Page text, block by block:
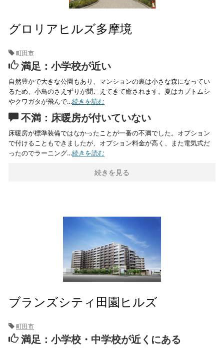
グロリアヒルズ多摩境
町田市
満足：小学校が近い
自然豊かで大きな公園もあり、マンションの裏は小さな森になってい
るため、小鳥のさえずりが聞こえてきて癒されます。夏はカブトムシ
やクワガタが飛んで…続きを読む
不満：床暖房が付いていない
床暖房が標準装備ではなかったことが一番の不満でした。オプション
で付けることもできましたが、オプション料金が高く、また電気式だ
ったのでラーニング…続きを読む
続きを見る
ブランズシティ田園ヒルズ
町田市
満足：小学校・中学校が近くにある